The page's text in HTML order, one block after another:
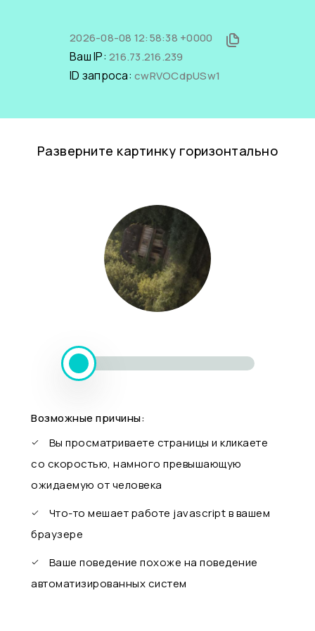
2026-08-08 12:58:38 +0000
Ваш IP: 216.73.216.239
ID запроса: cwRVOCdpUSw1
Разверните картинку горизонтально
Возможные причины:
Вы просматриваете страницы и кликаете
со скоростью, намного превышающую
ожидаемую от человека
Что-то мешает работе javascript в вашем
браузере
Ваше поведение похоже на поведение
автоматизированных систем